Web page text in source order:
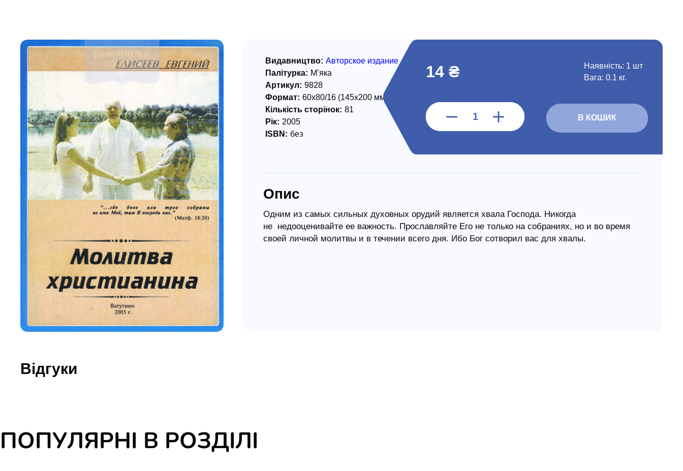
Новинки
Свіжі надходження, актуальна
література та нові автори на нашій
Історія
Книги іноземними мовами
Лідерство
Нерелігійні видання
Церковні традиції
Служіння Церкви
Публіцистика
Богослів`я
Шлюб і сім`я
Здоров`я / Харчування
Юдаїзм
14 ₴ Наявність: 1 шт
Вага: 0.1 кг.
В КОШИК
Видавництво: Авторское издание
Палітурка: М’яка
Артикул: 9828
Формат: 60х80/16 (145х200 мм)
Кількість сторінок: 81
Рік: 2005
ISBN: без
Опис
Одним из самых сильных духовных орудий является хвала Господа. Никогда
не недооценивайте ее важность. Прославляйте Его не только на собраниях, но и во время
своей личной молитвы и в течении всего дня. Ибо Бог сотворил вас для хвалы.
Відгуки
ПОПУЛЯРНІ В РОЗДІЛІ